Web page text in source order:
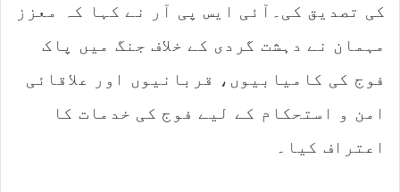
کی تصدیق کی۔آئی ایس پی آر نے کہا کہ معزز
مہمان نے دہشت گردی کے خلاف جنگ میں پاک
فوج کی کامیابیوں، قربانیوں اور علاقائی
امن و استحکام کے لیے فوج کی خدمات کا
اعتراف کیا۔